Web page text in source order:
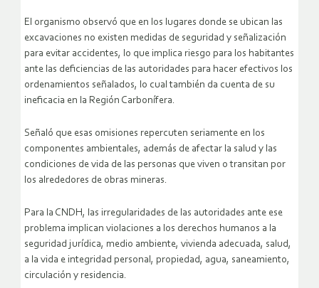
El organismo observó que en los lugares donde se ubican las
excavaciones no existen medidas de seguridad y señalización
para evitar accidentes, lo que implica riesgo para los habitantes
ante las deficiencias de las autoridades para hacer efectivos los
ordenamientos señalados, lo cual también da cuenta de su
ineficacia en la Región Carbonífera.
Señaló que esas omisiones repercuten seriamente en los
componentes ambientales, además de afectar la salud y las
condiciones de vida de las personas que viven o transitan por
los alrededores de obras mineras.
Para la CNDH, las irregularidades de las autoridades ante ese
problema implican violaciones a los derechos humanos a la
seguridad jurídica, medio ambiente, vivienda adecuada, salud,
a la vida e integridad personal, propiedad, agua, saneamiento,
circulación y residencia.